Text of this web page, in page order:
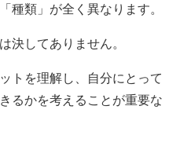
種類」が全く異なります。
決してありません。
トを理解し、自分にとって
るかを考えることが重要な